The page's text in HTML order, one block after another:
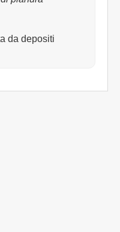
da depositi